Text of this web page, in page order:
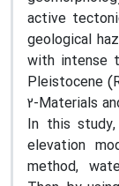
active
geological
with intense
Pleistocene
2-Materials
In this
elevation
method,